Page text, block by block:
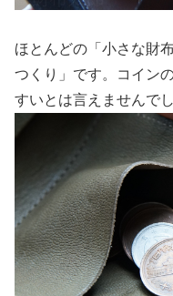
ほとんどの「小さな財
つくり」です。コイン
すいとは言えませんでし